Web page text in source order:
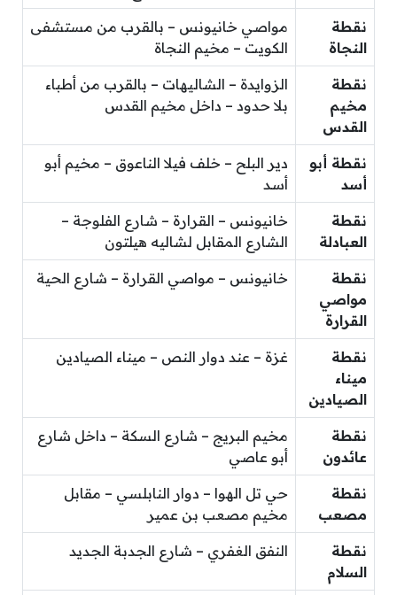
نقطة
النجاة
مواصي خانيونس – بالقرب من مستشفى
الكويت – مخيم النجاة
نقطة
مخيم
القدس
الزوايدة – الشاليهات – بالقرب من أطباء
بلا حدود – داخل مخيم القدس
نقطة أبو
أسد
دير البلح – خلف فيلا الناعوق – مخيم أبو
أسد
نقطة
العبادلة
خانيونس – القرارة – شارع الفلوجة –
الشارع المقابل لشاليه هيلتون
نقطة
مواصي
القرارة
خانيونس – مواصي القرارة – شارع الحية
نقطة
ميناء
الصيادين
غزة – عند دوار النص – ميناء الصيادين
نقطة
عائدون
مخيم البريج – شارع السكة – داخل شارع
أبو عاصي
نقطة
مصعب
حي تل الهوا – دوار النابلسي – مقابل
مخيم مصعب بن عمير
نقطة
السلام
النفق الغفري – شارع الجدبة الجديد